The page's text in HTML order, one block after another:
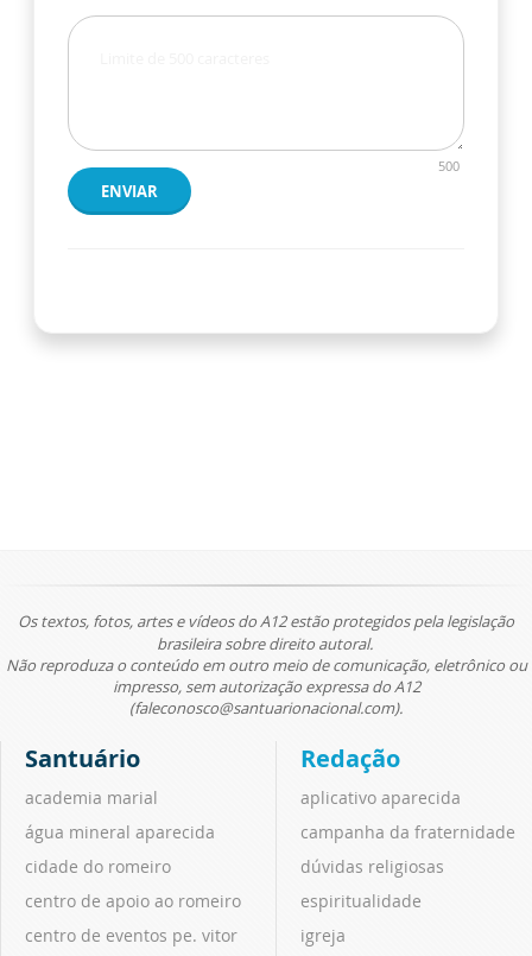
500
ENVIAR
Os textos, fotos, artes e vídeos do A12 estão protegidos pela legislação
brasileira sobre direito autoral.
Não reproduza o conteúdo em outro meio de comunicação, eletrônico ou
impresso, sem autorização expressa do A12
(faleconosco@santuarionacional.com).
Santuário
academia marial
água mineral aparecida
cidade do romeiro
centro de apoio ao romeiro
centro de eventos pe. vitor
Redação
aplicativo aparecida
campanha da fraternidade
dúvidas religiosas
espiritualidade
igreja